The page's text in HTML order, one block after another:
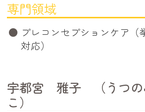
専門領域
プレコンセプションケア（
対応）
宇都宮 雅子 （うつの
こ）